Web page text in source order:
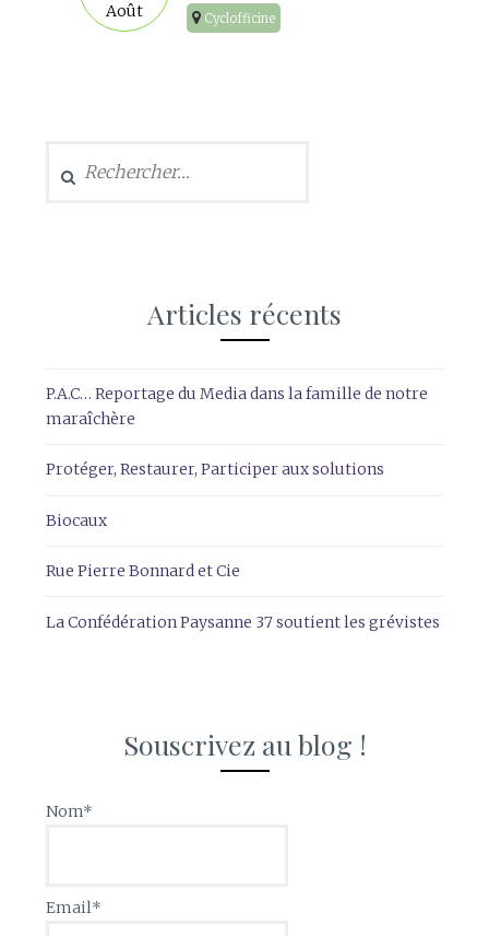
Août
Cyclofficine
Articles récents
P.A.C… Reportage du Media dans la famille de notre
maraîchère
Protéger, Restaurer, Participer aux solutions
Biocaux
Rue Pierre Bonnard et Cie
La Confédération Paysanne 37 soutient les grévistes
Souscrivez au blog !
Nom*
Email*